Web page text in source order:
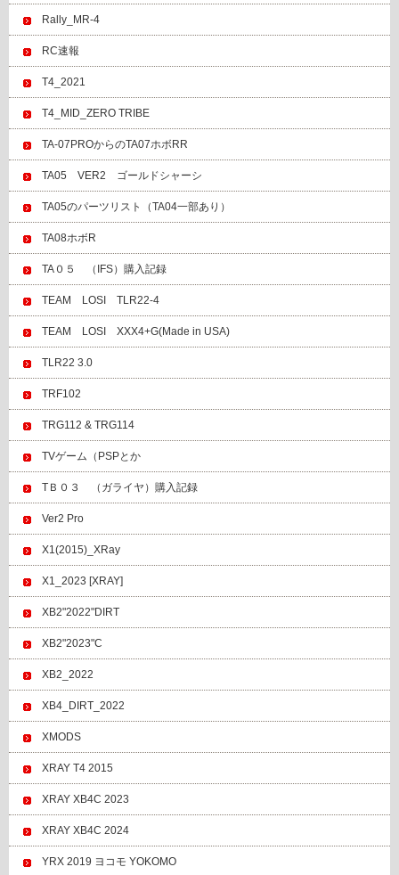
Rally_MR-4
RC速報
T4_2021
T4_MID_ZERO TRIBE
TA-07PROからのTA07ホボRR
TA05 VER2 ゴールドシャーシ
TA05のパーツリスト（TA04一部あり）
TA08ホボR
TA０５ （IFS）購入記録
TEAM LOSI TLR22-4
TEAM LOSI XXX4+G(Made in USA)
TLR22 3.0
TRF102
TRG112 & TRG114
TVゲーム（PSPとか
TＢ０３ （ガライヤ）購入記録
Ver2 Pro
X1(2015)_XRay
X1_2023 [XRAY]
XB2"2022"DIRT
XB2"2023"C
XB2_2022
XB4_DIRT_2022
XMODS
XRAY T4 2015
XRAY XB4C 2023
XRAY XB4C 2024
YRX 2019 ヨコモ YOKOMO